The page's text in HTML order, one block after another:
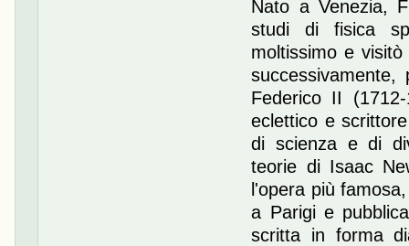
Nato a Venezia,
studi di fisica
moltissimo e
Federico II
eclettico e
di scienza e di
teorie di Isaac
l'opera più
a Parigi e
scritta in forma